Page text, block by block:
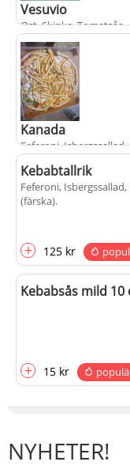
Vesuvio
Ost, Skinka, Tomatsås.
+ fr.från
Kanada
Feferoni,
+ fr.
Kebabtallrik
Feferoni,
(färska).
+ 125 kr
Kebabsås mild 10
+ 15 kr
NYHETER!